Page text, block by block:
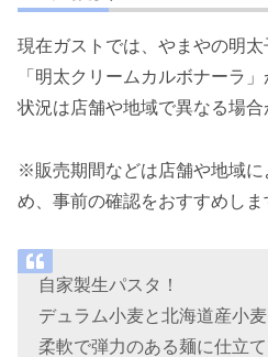
現在ガストでは、やまやの明
「明太クリームカルボナーラ
状況は店舗や地域で異なる場合
※販売期間などは店舗や地域に
め、事前の確認をおすすめしま
自家製生パスタ！
デュラム小麦と北海道産小麦
柔軟で弾力のある麺に仕立て